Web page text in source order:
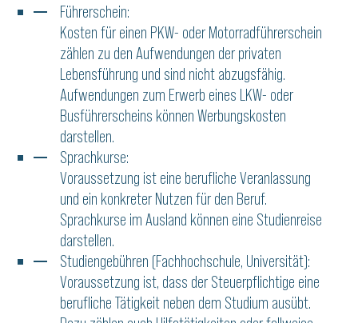
Führerschein:
Kosten für einen PKW- oder Motorradführerschein
zählen zu den Aufwendungen der privaten
Lebensführung und sind nicht abzugsfähig.
Aufwendungen zum Erwerb eines LKW- oder
Busführerscheins können Werbungskosten
darstellen.
Sprachkurse:
Voraussetzung ist eine berufliche Veranlassung
und ein konkreter Nutzen für den Beruf.
Sprachkurse im Ausland können eine Studienreise
darstellen.
Studiengebühren (Fachhochschule, Universität):
Voraussetzung ist, dass der Steuerpflichtige eine
berufliche Tätigkeit neben dem Studium ausübt.